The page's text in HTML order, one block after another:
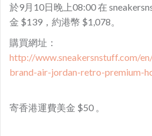
於9月10日晚上08:00 在
金 $139，約港幣 $1,078。
購買網址：
http://www.sneakersnstuff.com/
brand-air-jordan-retro-premium-
寄香港運費美金 $50 。